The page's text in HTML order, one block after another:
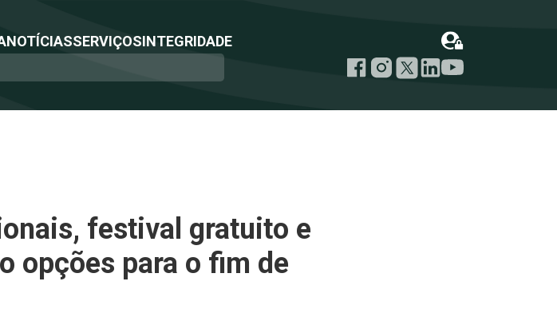
NOTÍCIASSERVIÇOSINTEGRIDADE
festival gratuito e
opções para o fim de